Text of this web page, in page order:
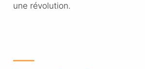
une révolution.